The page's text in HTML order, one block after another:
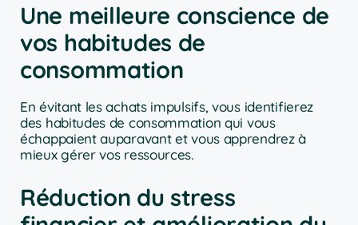
Une meilleure conscience de
vos habitudes de
consommation
En évitant les achats impulsifs, vous identifierez
des habitudes de consommation qui vous
échappaient auparavant et vous apprendrez à
mieux gérer vos ressources.
Réduction du stress